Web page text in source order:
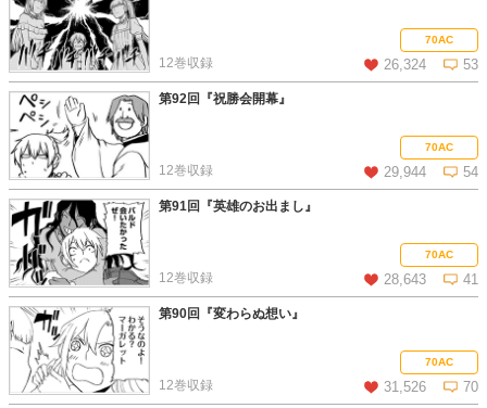
この話を読む コメントを見る70AC
26,324 53
12巻収録
この話を読む コメントを見る
第92回『祝勝会開幕』
70AC
29,944 54
12巻収録
この話を読む コメントを見る
第91回『英雄のお出まし』
70AC
28,643 41
12巻収録
この話を読む コメントを見る
第90回『変わらぬ想い』
70AC
31,526 70
12巻収録